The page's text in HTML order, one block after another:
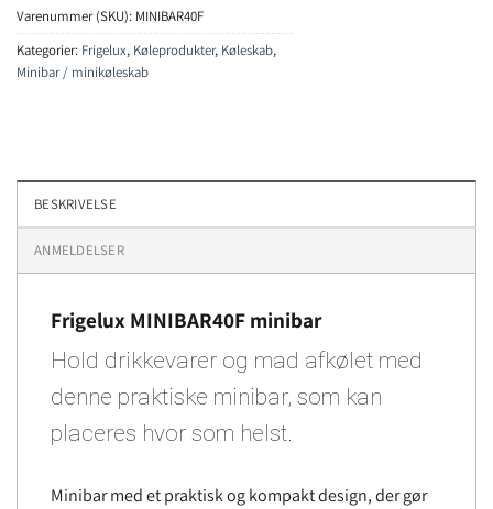
Varenummer (SKU): MINIBAR40F
Kategorier: Frigelux, Køleprodukter, Køleskab,
Minibar / minikøleskab
BESKRIVELSE
ANMELDELSER
Frigelux MINIBAR40F minibar
Hold drikkevarer og mad afkølet med
denne praktiske minibar, som kan
placeres hvor som helst.
Minibar med et praktisk og kompakt design, der gør